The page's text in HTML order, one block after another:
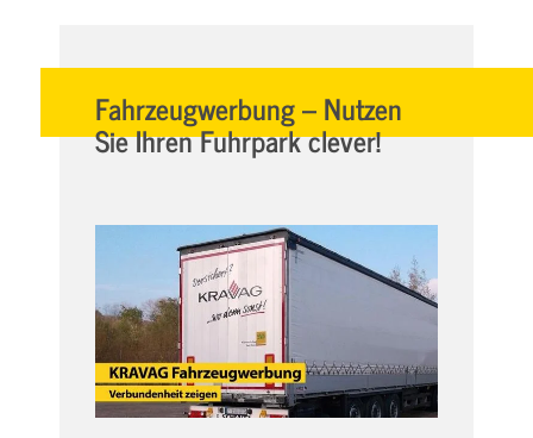
Fahrzeugwerbung – Nutzen
Sie Ihren Fuhrpark clever!